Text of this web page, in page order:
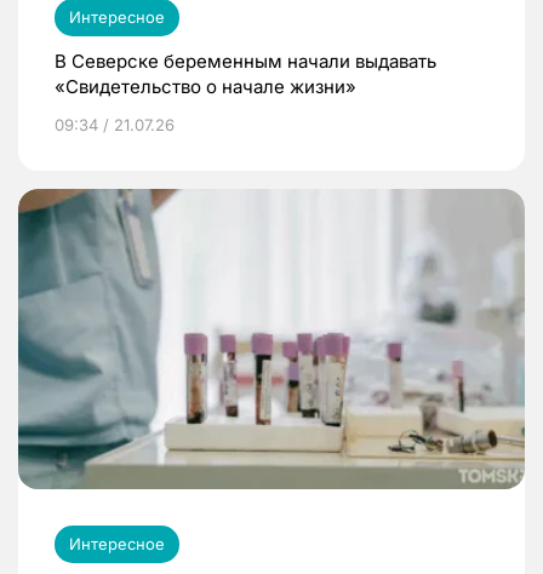
Интересное
В Северске беременным начали выдавать
«Свидетельство о начале жизни»
09:34 / 21.07.26
Интересное